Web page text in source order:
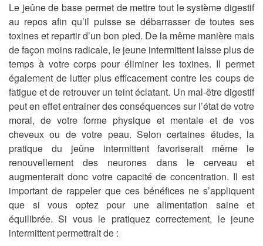
Le jeûne de base permet de mettre tout le système digestif
au repos afin qu’il puisse se débarrasser de toutes ses
toxines et repartir d’un bon pied. De la même manière mais
de façon moins radicale, le jeune intermittent laisse plus de
temps à votre corps pour éliminer les toxines. Il permet
également de lutter plus efficacement contre les coups de
fatigue et de retrouver un teint éclatant. Un mal-être digestif
peut en effet entrainer des conséquences sur l’état de votre
moral, de votre forme physique et mentale et de vos
cheveux ou de votre peau. Selon certaines études, la
pratique du jeûne intermittent favoriserait même le
renouvellement des neurones dans le cerveau et
augmenterait donc votre capacité de concentration. Il est
important de rappeler que ces bénéfices ne s’appliquent
que si vous optez pour une alimentation saine et
équilibrée. Si vous le pratiquez correctement, le jeune
intermittent permettrait de :